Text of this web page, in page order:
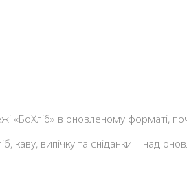
в оновленому форматі,
каву, випічку та сніданки – над